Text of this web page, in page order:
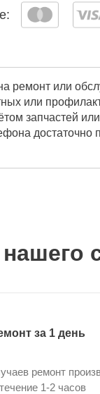
ремонт или
или
запчастей
достаточно
за 1 день
ремонт
1-2 часов